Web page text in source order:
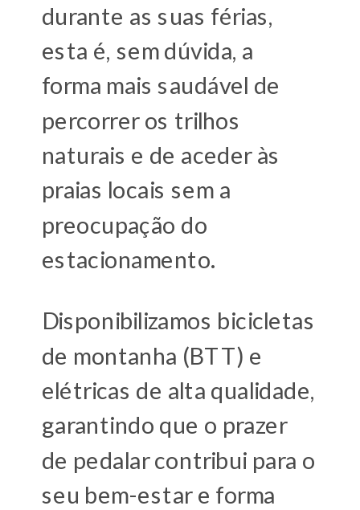
durante as suas férias,
esta é, sem dúvida, a
forma mais saudável de
percorrer os trilhos
naturais e de aceder às
praias locais sem a
preocupação do
estacionamento.
Disponibilizamos bicicletas
de montanha (BTT) e
elétricas de alta qualidade,
garantindo que o prazer
de pedalar contribui para o
seu bem-estar e forma